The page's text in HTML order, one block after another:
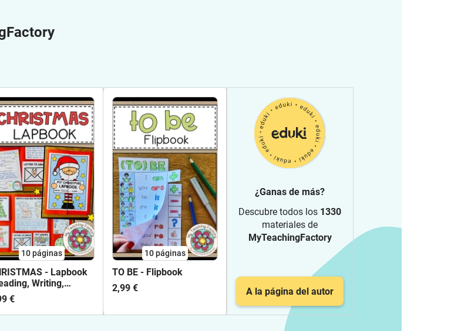
10páginas
- Lapbook
Writing,
Work, ...)
€
10páginas
TO BE - Flipbook
2,99 €
¿Ganas de más?
Descubre todos los 1330
materiales de
MyTeachingFactory
A la página del autor